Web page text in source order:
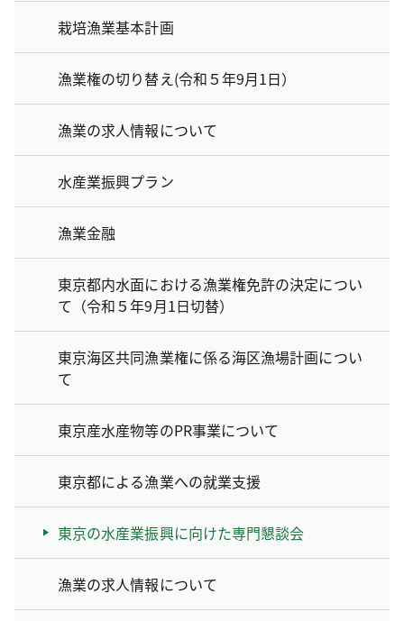
栽培漁業基本計画
漁業権の切り替え(令和５年9月1日）
漁業の求人情報について
水産業振興プラン
漁業金融
東京都内水面における漁業権免許の決定につい
て（令和５年9月1日切替）
東京海区共同漁業権に係る海区漁場計画につい
て
東京産水産物等のPR事業について
東京都による漁業への就業支援
東京の水産業振興に向けた専門懇談会
漁業の求人情報について